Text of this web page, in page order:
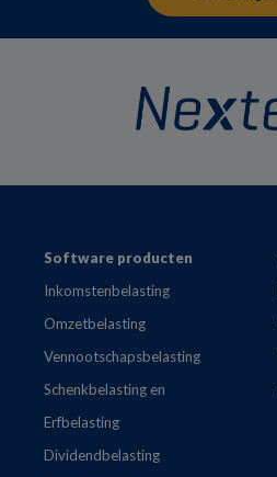
FooterSoftware producten
Inkomstenbelasting
Omzetbelasting
Vennootschapsbelasting
Schenkbelasting en
Erfbelasting
Dividendbelasting